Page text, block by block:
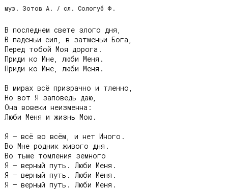
муз. Зотов А. / сл. Сологуб Ф.
В последнем свете злого дня,
В паденьи сил, в затменьи Бога,
Перед тобой Моя дорога.
Приди ко Мне, люби Меня.
Приди ко Мне, люби Меня.
В мирах всё призрачно и тленно,
Но вот Я заповедь даю,
Она вовеки неизменна:
Люби Меня и жизнь Мою.
Я – всё во всём, и нет Иного.
Во Мне родник живого дня.
Во тьме томления земного
Я – верный путь. Люби Меня.
Я – верный путь. Люби Меня.